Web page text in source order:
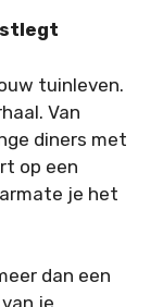
tuinleven.
Van
diners met
op een
je het
dan een